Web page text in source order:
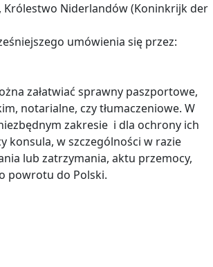
Królestwo Niderlandów (Koninkrijk der
umówienia się przez:
załatwiać sprawny paszportowe,
notarialne, czy tłumaczeniowe. W
zakresie i dla ochrony ich
konsula, w szczególności w razie
lub zatrzymania, aktu przemocy,
powrotu do Polski.